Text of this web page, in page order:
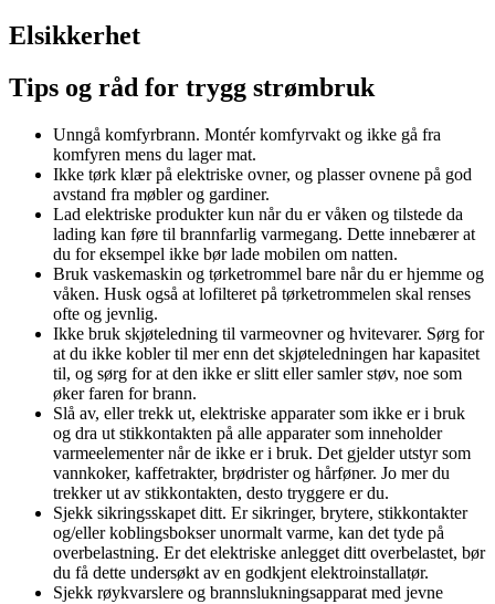
Elsikkerhet
Tips og råd for trygg strømbruk
Unngå komfyrbrann. Montér komfyrvakt og ikke gå fra
komfyren mens du lager mat.
Ikke tørk klær på elektriske ovner, og plasser ovnene på god
avstand fra møbler og gardiner.
Lad elektriske produkter kun når du er våken og tilstede da
lading kan føre til brannfarlig varmegang. Dette innebærer at
du for eksempel ikke bør lade mobilen om natten.
Bruk vaskemaskin og tørketrommel bare når du er hjemme og
våken. Husk også at lofilteret på tørketrommelen skal renses
ofte og jevnlig.
Ikke bruk skjøteledning til varmeovner og hvitevarer. Sørg for
at du ikke kobler til mer enn det skjøteledningen har kapasitet
til, og sørg for at den ikke er slitt eller samler støv, noe som
øker faren for brann.
Slå av, eller trekk ut, elektriske apparater som ikke er i bruk
og dra ut stikkontakten på alle apparater som inneholder
varmeelementer når de ikke er i bruk. Det gjelder utstyr som
vannkoker, kaffetrakter, brødrister og hårføner. Jo mer du
trekker ut av stikkontakten, desto tryggere er du.
Sjekk sikringsskapet ditt. Er sikringer, brytere, stikkontakter
og/eller koblingsbokser unormalt varme, kan det tyde på
overbelastning. Er det elektriske anlegget ditt overbelastet, bør
du få dette undersøkt av en godkjent elektroinstallatør.
Sjekk røykvarslere og brannslukningsapparat med jevne